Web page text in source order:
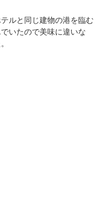
ルと同じ建物の港を臨む
いたので美味に違いな